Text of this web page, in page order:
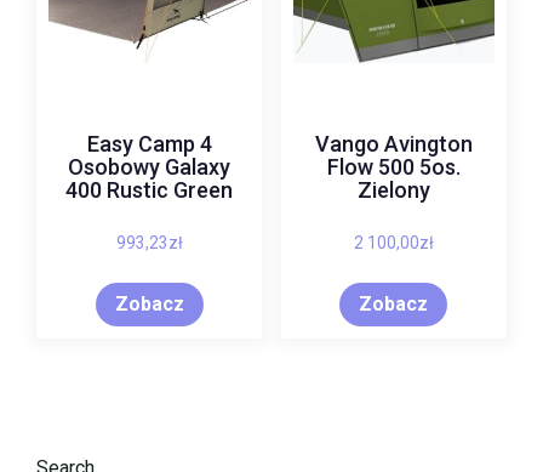
Easy Camp 4
Osobowy Galaxy
400 Rustic Green
993,23zł
Zobacz
Vango Avington
Flow 500 5os.
Zielony
2 100,00zł
Zobacz